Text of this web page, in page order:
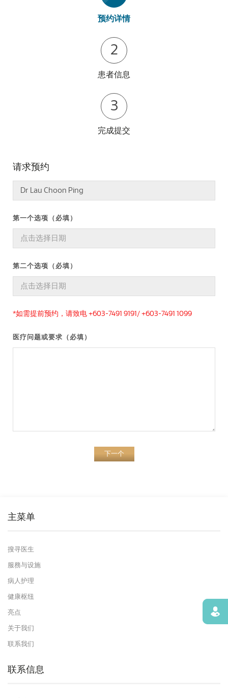
预约详情
2
患者信息
3
完成提交
请求预约
第一个选项（必填）
第二个选项（必填）
*如需提前预约，请致电 +603-7491 9191/ +603-7491 1099
医疗问题或要求（必填）
下一个
主菜单
搜寻医生
服務与设施
病人护理
健康枢纽
亮点
关于我们
联系我们
联系信息
寻找